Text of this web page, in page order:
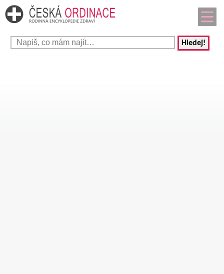
Hledej!